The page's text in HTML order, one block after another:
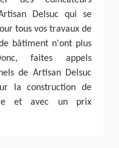
Delsuc qui se
tous vos travaux de
bâtiment n'ont plus
faites appels
de Artisan Delsuc
la construction de
et avec un prix